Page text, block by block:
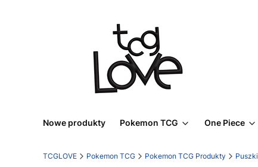
Nowe produkty Pokemon TCG One Piece
TCGLOVE Pokemon TCG Pokemon TCG Produkty Puszki